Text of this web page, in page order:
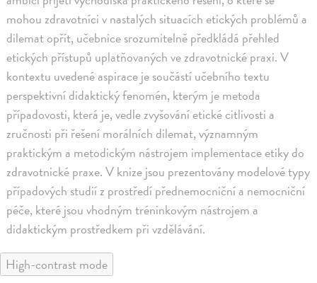
mohou zdravotníci v nastalých situacích etických problémů a
dilemat opřít, učebnice srozumitelně předkládá přehled
etických přístupů uplatňovaných ve zdravotnické praxi. V
kontextu uvedené aspirace je součástí učebního textu
perspektivní didaktický fenomén, kterým je metoda
případovosti, která je, vedle zvyšování etické citlivosti a
zručnosti při řešení morálních dilemat, významným
praktickým a metodickým nástrojem implementace etiky do
zdravotnické praxe. V knize jsou prezentovány modelové typy
případových studií z prostředí přednemocniční a nemocniční
péče, které jsou vhodným tréninkovým nástrojem a
didaktickým prostředkem při vzdělávání.
High-contrast mode